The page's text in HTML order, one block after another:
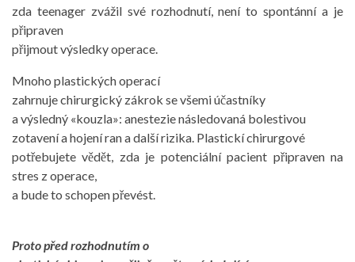
zda teenager zvážil své rozhodnutí, není to spontánní a je
připraven
přijmout výsledky operace.
Mnoho plastických operací
zahrnuje chirurgický zákrok se všemi účastníky
a výsledný «kouzla»: anestezie následovaná bolestivou
zotavení a hojení ran a další rizika. Plastickí chirurgové
potřebujete vědět, zda je potenciální pacient připraven na
stres z operace,
a bude to schopen převést.
Proto před rozhodnutím o